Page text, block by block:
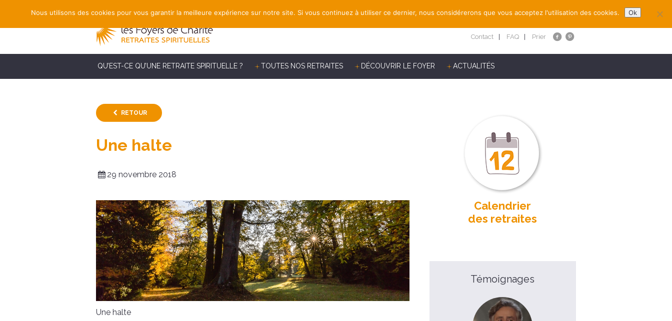
Contact FAQ Prier
QU’EST-CE QU’UNE RETRAITE SPIRITUELLE ? TOUTES NOS RETRAITES DÉCOUVRIR LE FOYER ACTUALITÉS
RETOUR
Une halte
29 novembre 2018
Une halte
Calendrier
des retraites
Témoignages
Nous utilisons des cookies pour vous garantir la meilleure expérience sur notre site. Si vous continuez à utiliser ce dernier, nous considérerons que vous acceptez l'utilisation des cookies. Ok